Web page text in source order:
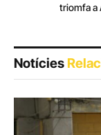
triomfa a
Notícies